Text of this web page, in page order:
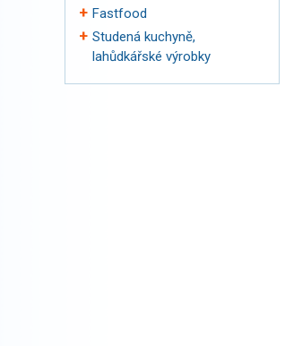
Fastfood
Studená kuchyně,
lahůdkářské výrobky